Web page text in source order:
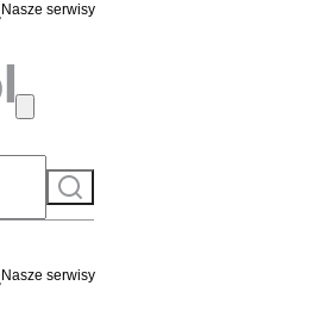
Nasze serwisy
Szukaj
Nasze serwisy